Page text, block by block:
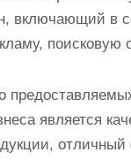
включающий в
является